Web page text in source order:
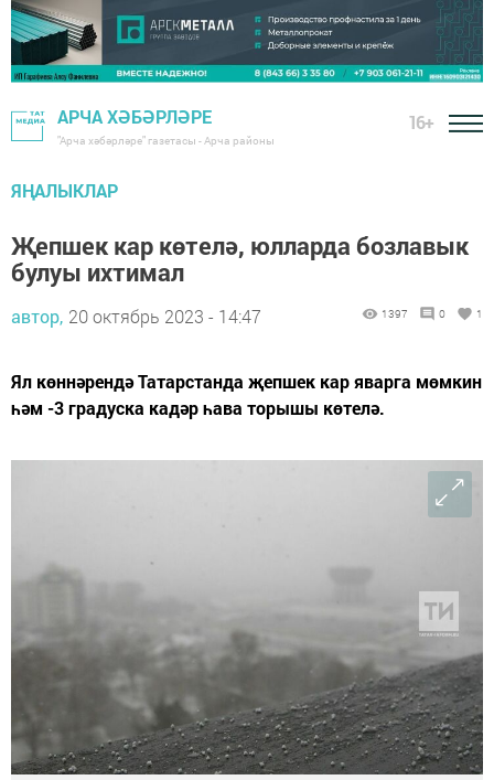
АРЧА ХӘБӘРЛӘРЕ
"Арча хәбәрләре" газетасы - Арча районы
16+
ЯҢАЛЫКЛАР
Җепшек кар көтелә, юлларда бозлавык
булуы ихтимал
автор, 20 октябрь 2023 - 14:47 1397 0 1
Ял көннәрендә Татарстанда җепшек кар яварга мөмкин
һәм -3 градуска кадәр һава торышы көтелә.